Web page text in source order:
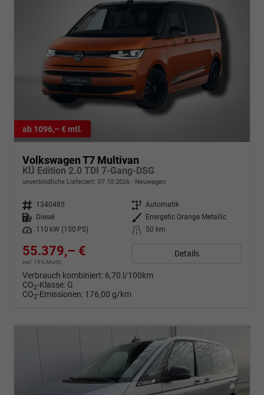
ab 1096,– € mtl.
Volkswagen T7 Multivan
KÜ Edition 2.0 TDI 7-Gang-DSG
unverbindliche Lieferzeit: 07.10.2026 Neuwagen
Fahrzeugnr. 1340485 Getriebe Automatik
Kraftstoff
Diesel Außenfarbe
Energetic Orange Metallic
Leistung
110 kW (150 PS) Kilometerstand 50 km
55.379,– €
incl. 19% MwSt.
Details
Verbrauch kombiniert: 6,70 l/100km
CO2-Klasse: G
CO2-Emissionen: 176,00 g/km